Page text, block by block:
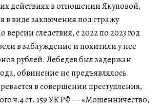
действиях в отношении Якуповой,
в виде заключения под стражу
версии следствия, с 2022 по 2023 год
в заблуждение и похитили у нее
рублей. Лебедев был задержан
обвинение не предъявлялось.
в совершении преступления,
ч.4 ст. 159 УК РФ — «Мошенничество,